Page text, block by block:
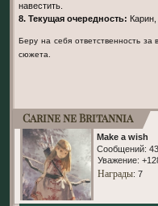
навестить.
8. Текущая очередность:
Беру на себя ответственность за возможное изменение даты и за гибкость
сюжета.
Carine ne Britannia
Make a wish
Сообщений:
Уважение:
Награды: 7